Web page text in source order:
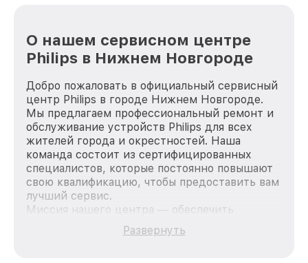
О нашем сервисном центре
Philips в Нижнем Новгороде
Добро пожаловать в официальный сервисный
центр Philips в городе Нижнем Новгороде.
Мы предлагаем профессиональный ремонт и
обслуживание устройств Philips для всех
жителей города и окрестностей. Наша
команда состоит из сертифицированных
специалистов, которые постоянно повышают
свою квалификацию, чтобы предоставить вам
лучший сервис.
Миссия нашего центра — обеспечить
качественный и доступный ремонт для
каждого пользователя продукции Philips, вне
Развернуть